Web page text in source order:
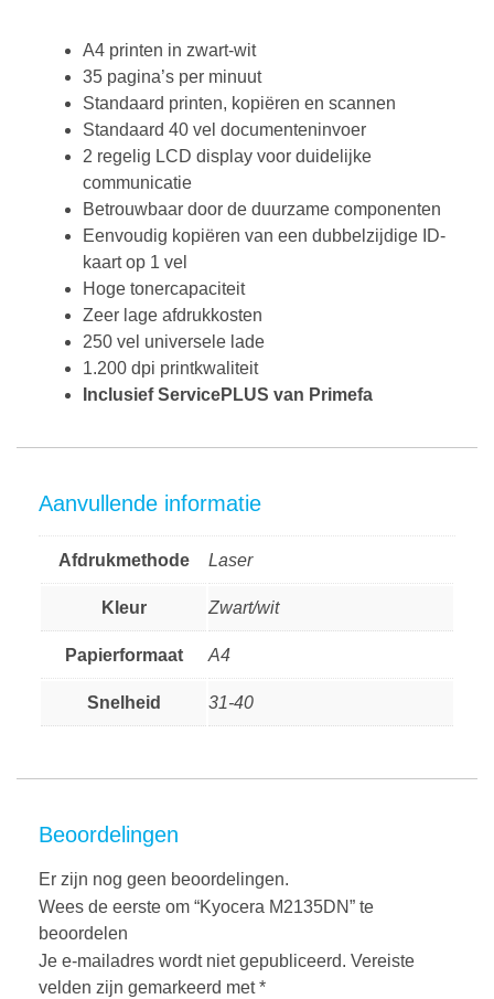
A4 printen in zwart-wit
35 pagina’s per minuut
Standaard printen, kopiëren en scannen
Standaard 40 vel documenteninvoer
2 regelig LCD display voor duidelijke
communicatie
Betrouwbaar door de duurzame componenten
Eenvoudig kopiëren van een dubbelzijdige ID-
kaart op 1 vel
Hoge tonercapaciteit
Zeer lage afdrukkosten
250 vel universele lade
1.200 dpi printkwaliteit
Inclusief ServicePLUS van Primefa
Aanvullende informatie
Afdrukmethode Laser
Kleur Zwart/wit
Papierformaat A4
Snelheid 31-40
Beoordelingen
Er zijn nog geen beoordelingen.
Wees de eerste om “Kyocera M2135DN” te
beoordelen
Je e-mailadres wordt niet gepubliceerd. Vereiste
velden zijn gemarkeerd met*